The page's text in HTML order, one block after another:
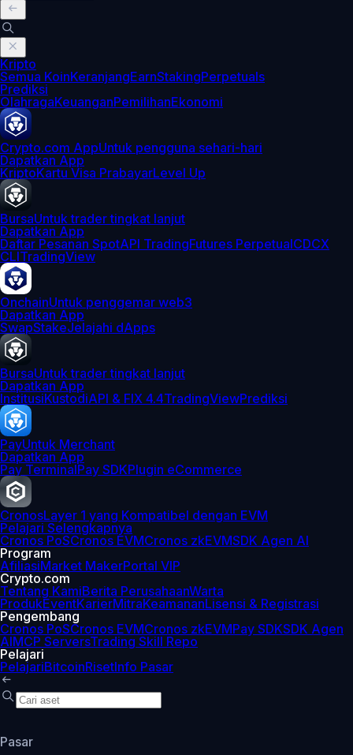
Kripto
Semua KoinKeranjangEarnStakingPerpetuals
Prediksi
OlahragaKeuanganPemilihanEkonomi
Crypto.com AppUntuk pengguna sehari-hari
Dapatkan App
KriptoKartu Visa PrabayarLevel Up
BursaUntuk trader tingkat lanjut
Dapatkan App
Daftar Pesanan SpotAPI TradingFutures PerpetualCDCX
CLITradingView
OnchainUntuk penggemar web3
Dapatkan App
SwapStakeJelajahi dApps
BursaUntuk trader tingkat lanjut
Dapatkan App
InstitusiKustodiAPI & FIX 4.4TradingViewPrediksi
PayUntuk Merchant
Dapatkan App
Pay TerminalPay SDKPlugin eCommerce
CronosLayer 1 yang Kompatibel dengan EVM
Pelajari Selengkapnya
Cronos PoSCronos EVMCronos zkEVMSDK Agen AI
Program
AfiliasiMarket MakerPortal VIP
Crypto.com
Tentang KamiBerita PerusahaanWarta
ProdukEventKarierMitraKeamananLisensi & Registrasi
Pengembang
Cronos PoSCronos EVMCronos zkEVMPay SDKSDK Agen
AIMCP ServersTrading Skill Repo
Pelajari
PelajariBitcoinRisetInfo Pasar
Pasar